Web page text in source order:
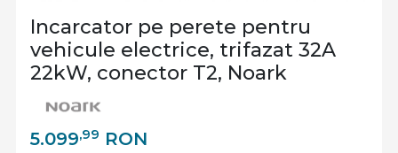
Incarcator pe perete pentru
vehicule electrice, trifazat 32A
22kW, conector T2, Noark
5.099,99 RON